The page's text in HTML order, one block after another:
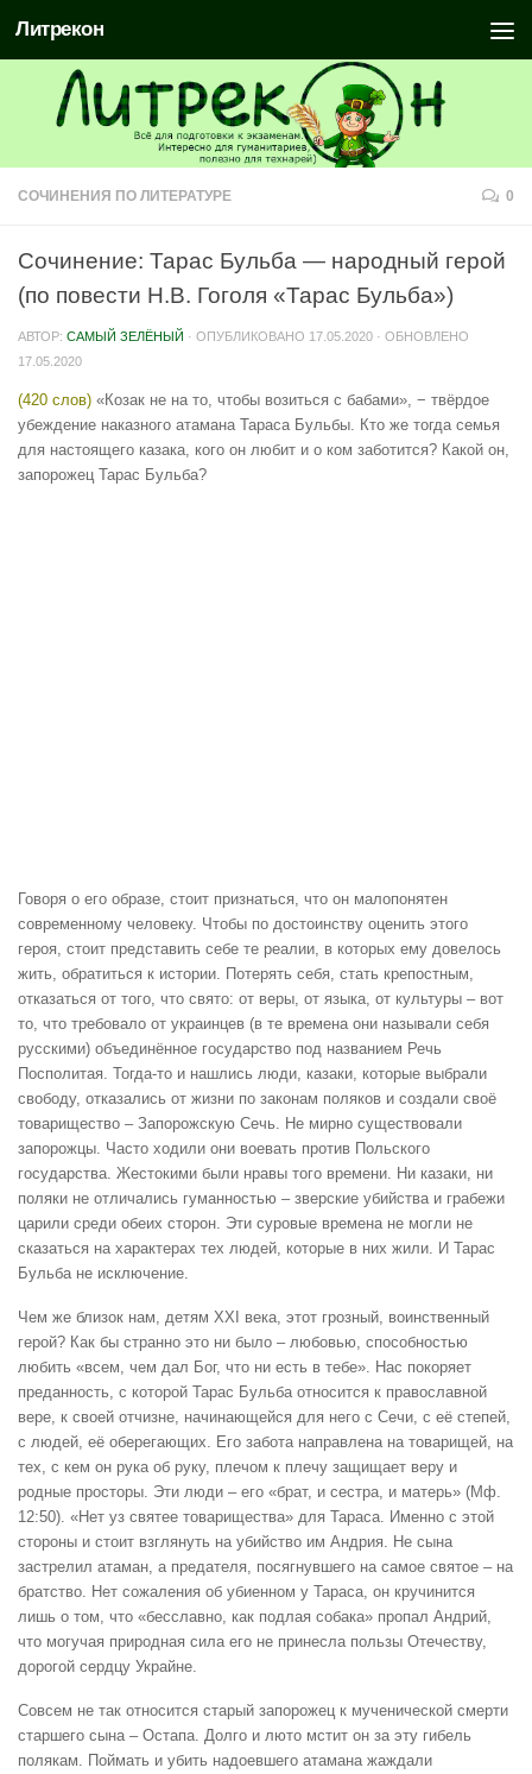
Литрекон
СОЧИНЕНИЯ ПО ЛИТЕРАТУРЕ 0
Сочинение: Тарас Бульба — народный герой
(по повести Н.В. Гоголя «Тарас Бульба»)
АВТОР: САМЫЙ ЗЕЛЁНЫЙ · ОПУБЛИКОВАНО 17.05.2020 · ОБНОВЛЕНО
17.05.2020
(420 слов) «Козак не на то, чтобы возиться с бабами», − твёрдое
убеждение наказного атамана Тараса Бульбы. Кто же тогда семья
для настоящего казака, кого он любит и о ком заботится? Какой он,
запорожец Тарас Бульба?
Говоря о его образе, стоит признаться, что он малопонятен
современному человеку. Чтобы по достоинству оценить этого
героя, стоит представить себе те реалии, в которых ему довелось
жить, обратиться к истории. Потерять себя, стать крепостным,
отказаться от того, что свято: от веры, от языка, от культуры – вот
то, что требовало от украинцев (в те времена они называли себя
русскими) объединённое государство под названием Речь
Посполитая. Тогда-то и нашлись люди, казаки, которые выбрали
свободу, отказались от жизни по законам поляков и создали своё
товарищество – Запорожскую Сечь. Не мирно существовали
запорожцы. Часто ходили они воевать против Польского
государства. Жестокими были нравы того времени. Ни казаки, ни
поляки не отличались гуманностью – зверские убийства и грабежи
царили среди обеих сторон. Эти суровые времена не могли не
сказаться на характерах тех людей, которые в них жили. И Тарас
Бульба не исключение.
Чем же близок нам, детям XXI века, этот грозный, воинственный
герой? Как бы странно это ни было – любовью, способностью
любить «всем, чем дал Бог, что ни есть в тебе». Нас покоряет
преданность, с которой Тарас Бульба относится к православной
вере, к своей отчизне, начинающейся для него с Сечи, с её степей,
с людей, её оберегающих. Его забота направлена на товарищей, на
тех, с кем он рука об руку, плечом к плечу защищает веру и
родные просторы. Эти люди – его «брат, и сестра, и матерь» (Мф.
12:50). «Нет уз святее товарищества» для Тараса. Именно с этой
стороны и стоит взглянуть на убийство им Андрия. Не сына
застрелил атаман, а предателя, посягнувшего на самое святое – на
братство. Нет сожаления об убиенном у Тараса, он кручинится
лишь о том, что «бесславно, как подлая собака» пропал Андрий,
что могучая природная сила его не принесла пользы Отечеству,
дорогой сердцу Украйне.
Совсем не так относится старый запорожец к мученической смерти
старшего сына – Остапа. Долго и люто мстит он за эту гибель
полякам. Поймать и убить надоевшего атамана жаждали